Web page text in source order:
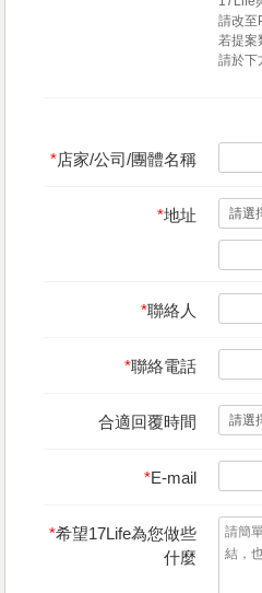
請改至
若提案
請於下
*店家/公司/團體名稱
*地址
*聯絡人
*聯絡電話
合適回覆時間
*E-mail
*希望17Life為您做些
什麼